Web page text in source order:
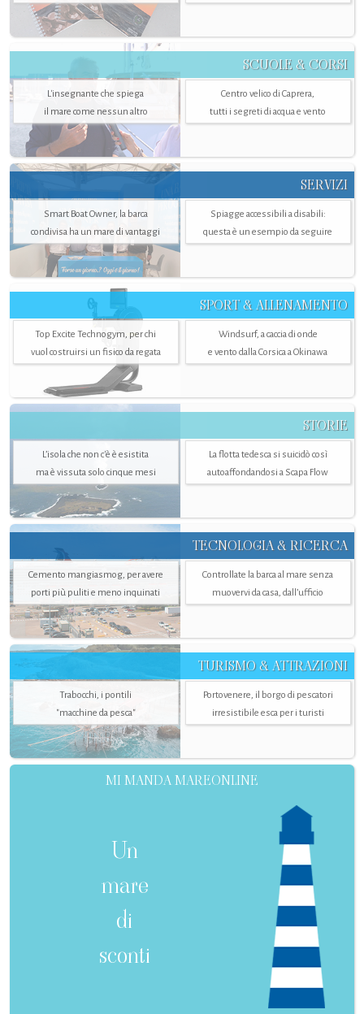
SCUOLE & CORSI
L'insegnante che spiega
il mare come nessun altro
Centro velico di Caprera,
tutti i segreti di acqua e vento
SERVIZI
Smart Boat Owner, la barca
condivisa ha un mare di vantaggi
Spiagge accessibili a disabili:
questa è un esempio da seguire
SPORT & ALLENAMENTO
Top Excite Technogym, per chi
vuol costruirsi un fisico da regata
Windsurf, a caccia di onde
e vento dalla Corsica a Okinawa
STORIE
L’isola che non c'è è esistita
ma è vissuta solo cinque mesi
La flotta tedesca si suicidò così
autoaffondandosi a Scapa Flow
TECNOLOGIA & RICERCA
Cemento mangiasmog, per avere
porti più puliti e meno inquinati
Controllate la barca al mare senza
muovervi da casa, dall’ufficio
TURISMO & ATTRAZIONI
Trabocchi, i pontili
"macchine da pesca"
Portovenere, il borgo di pescatori
irresistibile esca per i turisti
MI MANDA MAREONLINE
Un
mare
di
sconti